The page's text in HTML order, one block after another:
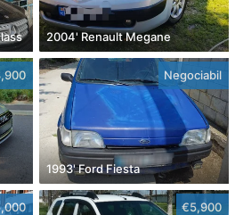
2004' Renault Megane
Negociabil
1993' Ford Fiesta
€5,900